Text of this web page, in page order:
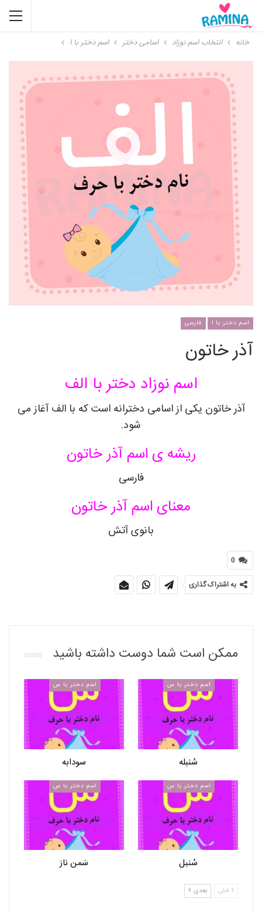
خانه انتخاب اسم نوزاد اسامی دختر اسم دختر با ا
اسم دختر با ا فارسی
آذر خاتون
اسم نوزاد دختر با الف
آذر خاتون یکی از اسامی دخترانه است که با الف آغاز می
شود.
ریشه ی اسم آذر خاتون
فارسی
معنای اسم آذر خاتون
بانوی آتش
0
به اشتراک گذاری
ممکن است شما دوست داشته باشید
اسم دختر با س
سُنبله
اسم دختر با س
سودابه
اسم دختر با س
سُنبل
اسم دختر با س
سَمن ناز
قبلی بعدی